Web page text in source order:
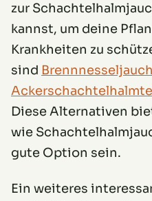
zur
kannst, um deine
Krankheiten zu
sind
Diese Alternativen
wie
gute Option sein.
Ein weiteres